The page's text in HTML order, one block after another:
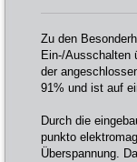
Zu den
Ein-/Ausschalten
der
91% und ist auf
Durch die
punkto
Überspannung.